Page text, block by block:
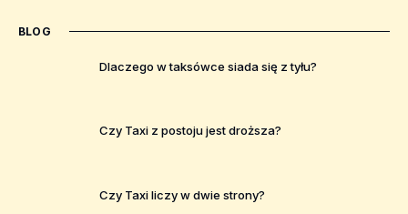
BLOG
Dlaczego w taksówce siada się z tyłu?
Czy Taxi z postoju jest droższa?
Czy Taxi liczy w dwie strony?